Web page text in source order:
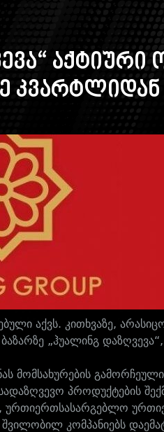
აქტიური
კვარტლიდან
აქვს. კითხვაზე,
„ჰუალინგ
მომსახურების
პროდუქტების
შვილობილ კომპანიებს